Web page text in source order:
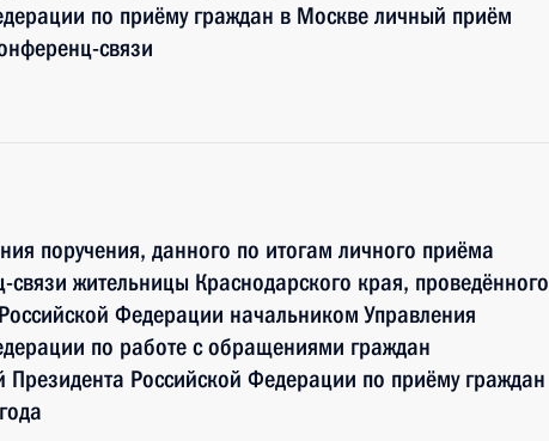
по приёму граждан в Москве личный приём
связи
поручения, данного по итогам личного приёма
жительницы Краснодарского края, проведённого
Федерации начальником Управления
по работе с обращениями граждан
Российской Федерации по приёму граждан